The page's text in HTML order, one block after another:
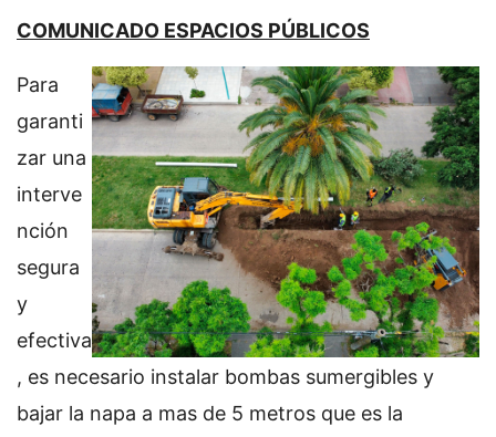
COMUNICADO ESPACIOS PÚBLICOS
Para
garanti
zar una
interve
nción
segura
y
efectiva
, es necesario instalar bombas sumergibles y
bajar la napa a mas de 5 metros que es la